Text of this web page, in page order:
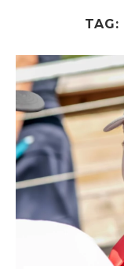
TAG: